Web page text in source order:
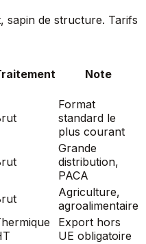
sapin de structure. Tarifs
Note
Format
standard le
plus courant
Grande
distribution,
PACA
Agriculture,
agroalimentaire
Export hors
UE obligatoire